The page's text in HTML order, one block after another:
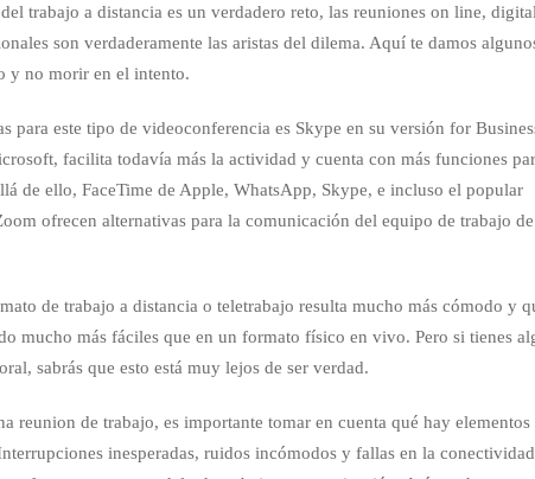
trabajo a distancia es un verdadero reto, las reuniones on line, digital
son verdaderamente las aristas del dilema. Aquí te damos
y no morir en el intento.
para este tipo de videoconferencia es Skype en su versión for
facilita todavía más la actividad y cuenta con más funciones
de ello, FaceTime de Apple, WhatsApp, Skype, e incluso el popular
ofrecen alternativas para la comunicación del equipo de trabajo de
de trabajo a distancia o teletrabajo resulta mucho más cómodo y
mucho más fáciles que en un formato físico en vivo. Pero si tienes
sabrás que esto está muy lejos de ser verdad.
reunion de trabajo, es importante tomar en cuenta qué hay elementos
inesperadas, ruidos incómodos y fallas en la conectividad